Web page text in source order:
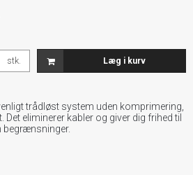
stk. Læg i kurv
trådløst system uden komprimering,
Det eliminerer kabler og giver dig frihed til
begrænsninger.